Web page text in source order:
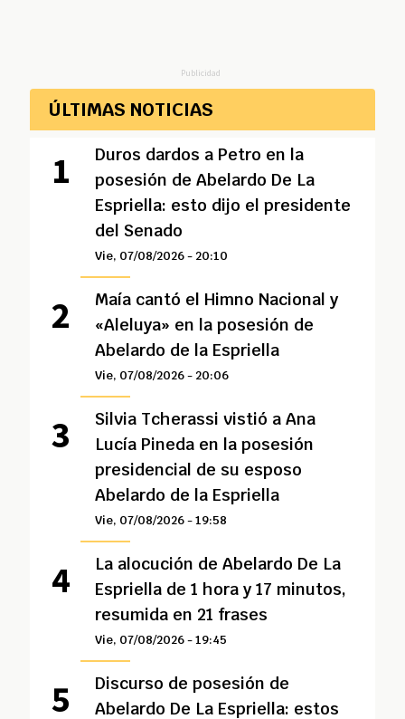
Publicidad
ÚLTIMAS NOTICIAS
Duros dardos a Petro en la
posesión de Abelardo De La
Espriella: esto dijo el presidente
del Senado
Vie, 07/08/2026 - 20:10
Maía cantó el Himno Nacional y
«Aleluya» en la posesión de
Abelardo de la Espriella
Vie, 07/08/2026 - 20:06
Silvia Tcherassi vistió a Ana
Lucía Pineda en la posesión
presidencial de su esposo
Abelardo de la Espriella
Vie, 07/08/2026 - 19:58
La alocución de Abelardo De La
Espriella de 1 hora y 17 minutos,
resumida en 21 frases
Vie, 07/08/2026 - 19:45
Discurso de posesión de
Abelardo De La Espriella: estos